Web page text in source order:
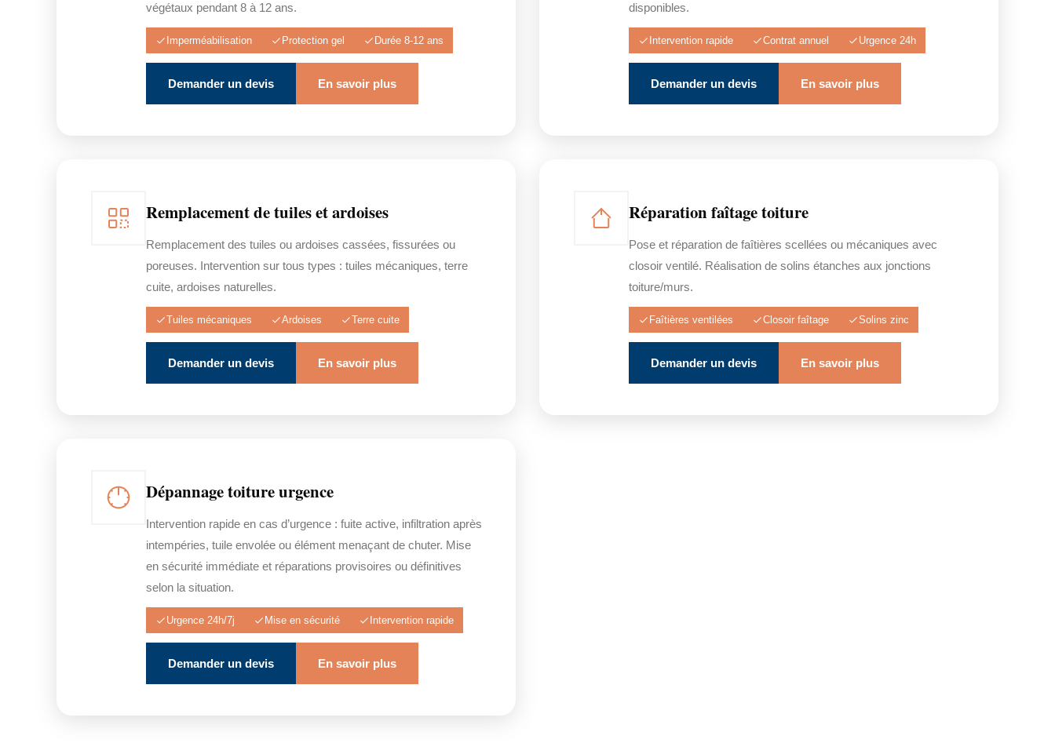
végétaux pendant 8 à 12 ans.
Imperméabilisation Protection gel Durée 8-12 ans
Demander un devis En savoir plus
disponibles.
Intervention rapide Contrat annuel Urgence 24h
Demander un devis En savoir plus
Remplacement de tuiles et ardoises
Remplacement des tuiles ou ardoises cassées, fissurées ou
poreuses. Intervention sur tous types : tuiles mécaniques, terre
cuite, ardoises naturelles.
Tuiles mécaniques Ardoises Terre cuite
Demander un devis En savoir plus
Réparation faîtage toiture
Pose et réparation de faîtières scellées ou mécaniques avec
closoir ventilé. Réalisation de solins étanches aux jonctions
toiture/murs.
Faîtières ventilées Closoir faîtage Solins zinc
Demander un devis En savoir plus
Dépannage toiture urgence
Intervention rapide en cas d’urgence : fuite active, infiltration après
intempéries, tuile envolée ou élément menaçant de chuter. Mise
en sécurité immédiate et réparations provisoires ou définitives
selon la situation.
Urgence 24h/7j Mise en sécurité Intervention rapide
Demander un devis En savoir plus